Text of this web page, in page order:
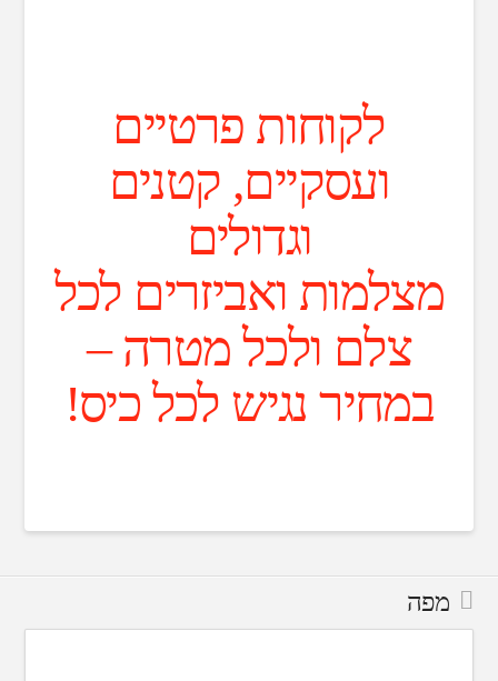
לקוחות פרטיים
ועסקיים, קטנים
וגדולים
מצלמות ואביזרים לכל
צלם ולכל מטרה –
במחיר נגיש לכל כיס!
מפה